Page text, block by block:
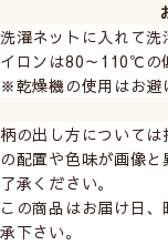
洗濯ネットに入れて
イロンは80～110℃の
※乾燥機の使用はお避
柄の出し方について
の配置や色味が画像
了承ください。
この商品はお届け日
承下さい。